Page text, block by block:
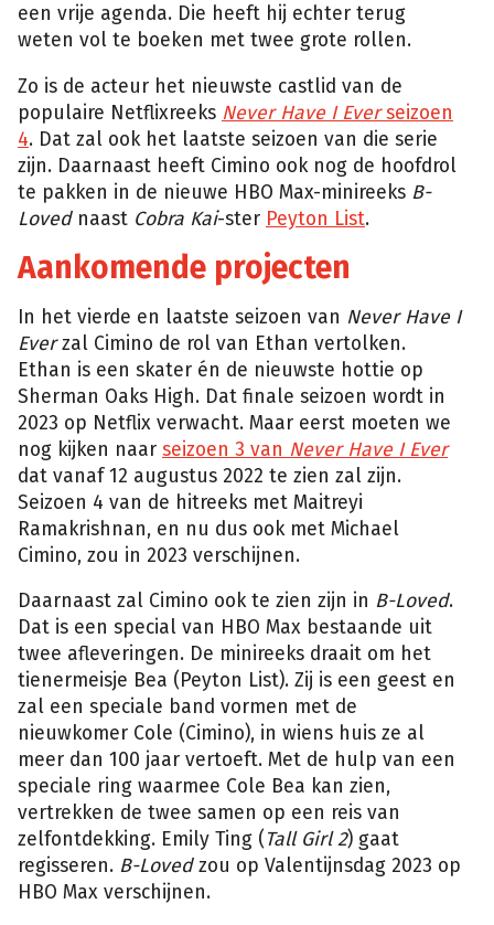
een vrije agenda. Die heeft hij echter terug
weten vol te boeken met twee grote rollen.
Zo is de acteur het nieuwste castlid van de
populaire Netflixreeks Never Have I Everseizoen
4. Dat zal ook het laatste seizoen van die serie
zijn. Daarnaast heeft Cimino ook nog de hoofdrol
te pakken in de nieuwe HBO Max-minireeks B-
Lovednaast Cobra Kai-ster Peyton List.
Aankomende projecten
In het vierde en laatste seizoen van Never Have I
Everzal Cimino de rol van Ethan vertolken.
Ethan is een skater én de nieuwste hottie op
Sherman Oaks High. Dat finale seizoen wordt in
2023 op Netflix verwacht. Maar eerst moeten we
nog kijken naar seizoen 3 van Never Have I Ever
dat vanaf 12 augustus 2022 te zien zal zijn.
Seizoen 4 van de hitreeks met Maitreyi
Ramakrishnan, en nu dus ook met Michael
Cimino, zou in 2023 verschijnen.
Daarnaast zal Cimino ook te zien zijn in B-Loved.
Dat is een special van HBO Max bestaande uit
twee afleveringen. De minireeks draait om het
tienermeisje Bea (Peyton List). Zij is een geest en
zal een speciale band vormen met de
nieuwkomer Cole (Cimino), in wiens huis ze al
meer dan 100 jaar vertoeft. Met de hulp van een
speciale ring waarmee Cole Bea kan zien,
vertrekken de twee samen op een reis van
zelfontdekking. Emily Ting (Tall Girl 2) gaat
regisseren. B-Lovedzou op Valentijnsdag 2023 op
HBO Max verschijnen.